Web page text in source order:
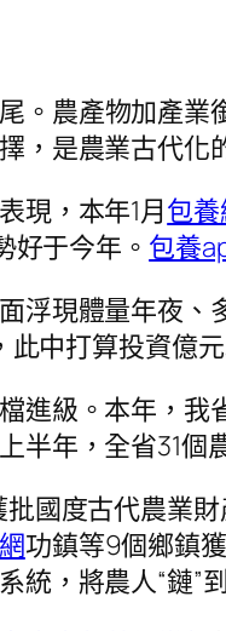
。農產物加產業
，是農業古代化
現，本年1月包
好于今年。 包養
浮現體量年夜
中打算投資億
進級。本年，我
半年，全省31個
國度古代農業
功鎮等9個鄉鎮
統，將農人“鏈”